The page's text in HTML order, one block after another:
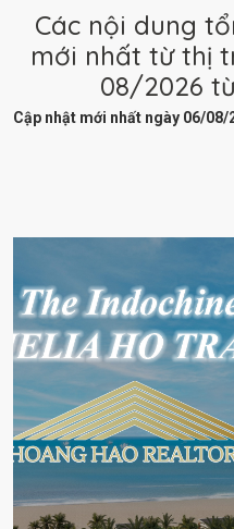
Các nội dung
mới nhất từ thị
08/2026
Cập nhật mới nhất ngày 06/08/